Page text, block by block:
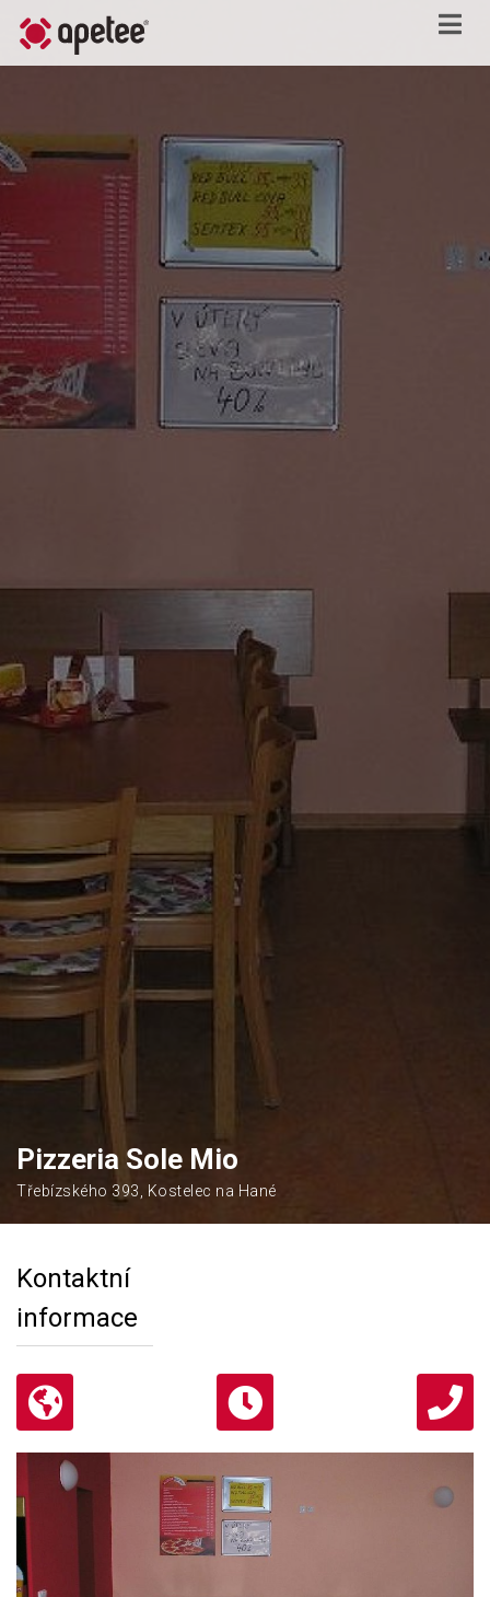
Pizzeria Sole Mio
Třebízského 393, Kostelec na Hané
Kontaktní
informace